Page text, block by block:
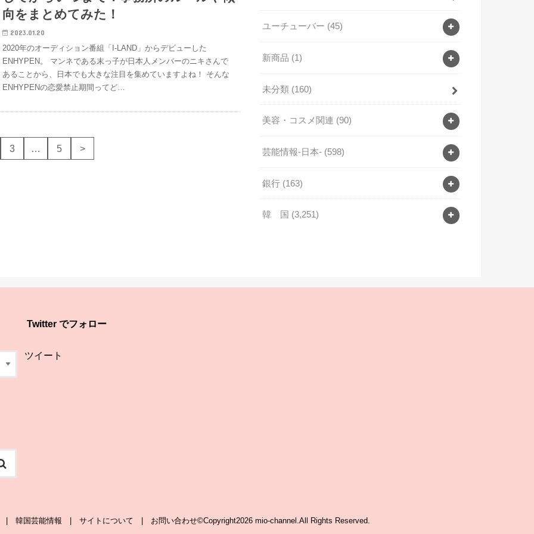
向をまとめてみた！
2023.01.20
2020年のオーディション番組「I-LAND」からデビューした
ENHYPEN。 マンネである末っ子が日本人メンバーのニキさんで
あることから、日本でも大きな注目を集めていますよね！ そんな
ENHYPENの恋愛禁止期間ってど…
3 … 5 >
ユーチューバー (45)
新商品 (1)
未分類 (160)
美容・コスメ関連 (90)
芸能情報-日本- (598)
銀行 (163)
韓 国 (3,251)
Twitter でフォロー
ツイート
韓国芸能情報 サイトについて お問い合わせ©Copyright2026 mio-channel .All Rights Reserved.